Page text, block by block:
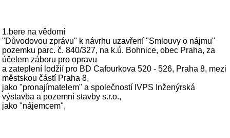
1.bere na vědomí
"Důvodovou zprávu" k návrhu uzavření "Smlouvy o nájmu"
pozemku parc. č. 840/327, na k.ú. Bohnice, obec Praha, za
účelem záboru pro opravu
a zateplení lodžií pro BD Cafourkova 520 - 526, Praha 8, mezi
městskou částí Praha 8,
jako "pronajímatelem" a společností IVPS Inženýrská
výstavba a pozemní stavby s.r.o.,
jako "nájemcem",